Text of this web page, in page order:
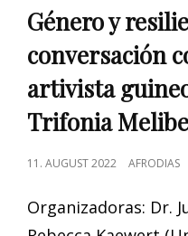
LINKS
Género y
conversación
artivista
Trifonia
POSTED
11. AUGUST 2022 AFRODIAS
Organizadoras: Dr.